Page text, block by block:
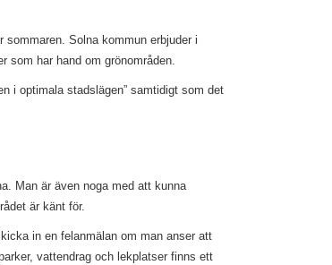
Solna kommun erbjuder i
som har hand om grönområden.
i optimala stadslägen” samtidigt som det
Man är även noga med att kunna
är känt för.
in en felanmälan om man anser att
vattendrag och lekplatser finns ett